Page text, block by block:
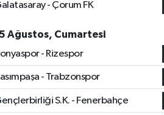
- Çorum FK
Ağustos, Cumartesi
- Rizespor
- Trabzonspor
S.K. - Fenerbahçe